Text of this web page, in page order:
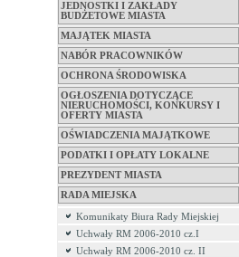
JEDNOSTKI I ZAKŁADY
BUDŻETOWE MIASTA
MAJĄTEK MIASTA
NABÓR PRACOWNIKÓW
OCHRONA ŚRODOWISKA
OGŁOSZENIA DOTYCZĄCE
NIERUCHOMOŚCI, KONKURSY I
OFERTY MIASTA
OŚWIADCZENIA MAJĄTKOWE
PODATKI I OPŁATY LOKALNE
PREZYDENT MIASTA
RADA MIEJSKA
Komunikaty Biura Rady Miejskiej
Uchwały RM 2006-2010 cz.I
Uchwały RM 2006-2010 cz. II